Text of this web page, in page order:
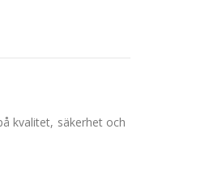
kvalitet, säkerhet och